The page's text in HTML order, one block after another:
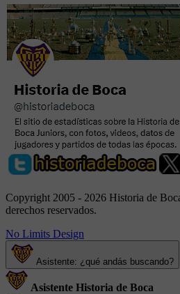
Copyright 2005 - 2026 Historia de
derechos reservados.
No Limits Design
Asistente: ¿qué andás buscando?
Asistente Historia de Boca